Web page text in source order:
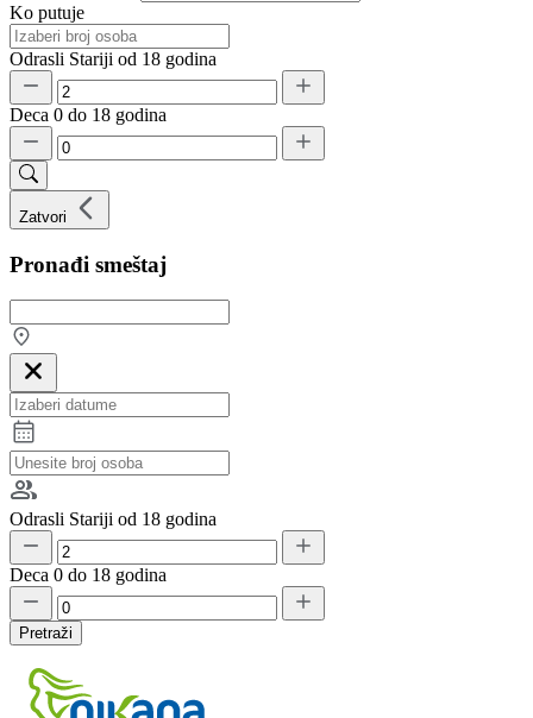
Ko putuje
Odrasli Stariji od 18 godina
Deca 0 do 18 godina
Zatvori
Pronađi smeštaj
Odrasli Stariji od 18 godina
Deca 0 do 18 godina
Pretraži